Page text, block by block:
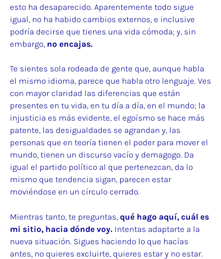
esto ha desaparecido. Aparentemente todo sigue
igual, no ha habido cambios externos, e inclusive
podría decirse que tienes una vida cómoda; y, sin
embargo, no encajas.
Te sientes sola rodeada de gente que, aunque habla
el mismo idioma, parece que habla otro lenguaje. Ves
con mayor claridad las diferencias que están
presentes en tu vida, en tu día a día, en el mundo; la
injusticia es más evidente, el egoísmo se hace más
patente, las desigualdades se agrandan y, las
personas que en teoría tienen el poder para mover el
mundo, tienen un discurso vacío y demagogo. Da
igual el partido político al que pertenezcan, da lo
mismo que tendencia sigan, parecen estar
moviéndose en un círculo cerrado.
Mientras tanto, te preguntas, qué hago aquí, cuál es
mi sitio, hacia dónde voy. Intentas adaptarte a la
nueva situación. Sigues haciendo lo que hacías
antes, no quieres excluirte, quieres estar y no estar.